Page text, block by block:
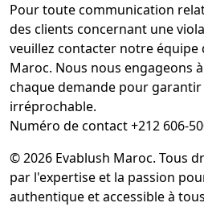
Pour toute communication
des clients concernant une
veuillez contacter notre équipe
Maroc. Nous nous engageons
chaque demande pour
irréprochable.
Numéro de contact +212 606-
© 2026 Evablush Maroc. Tous
par l'expertise et la passion
authentique et accessible à